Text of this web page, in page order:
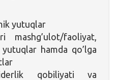
yutuqlar
mashg’ulot/faoliyat,
hamda qo’lga
qobiliyati va